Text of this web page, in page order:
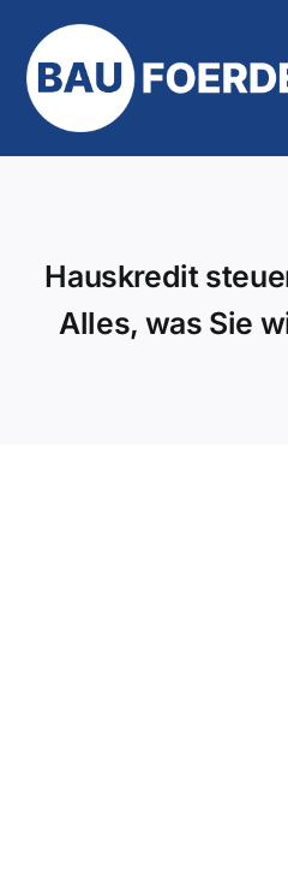
Inhalt
springen
Hauskredit
Alles, was Sie